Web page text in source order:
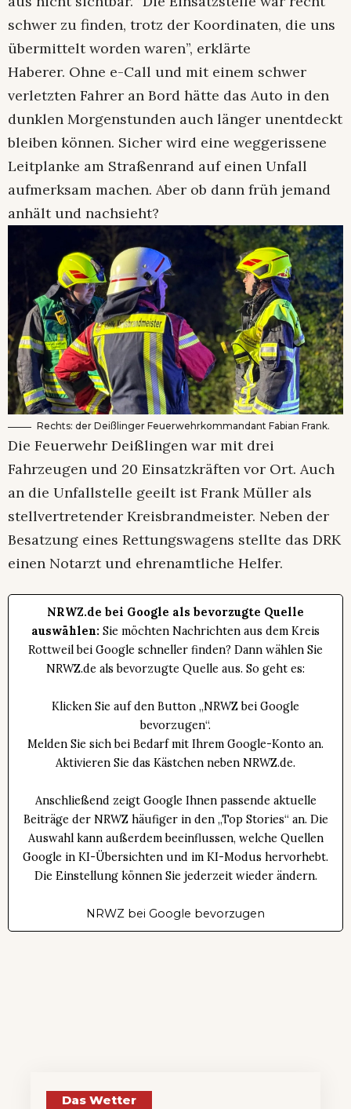
schwer zu finden, trotz der Koordinaten, die uns
übermittelt worden waren”, erklärte
Haberer. Ohne e-Call und mit einem schwer
verletzten Fahrer an Bord hätte das Auto in den
dunklen Morgenstunden auch länger unentdeckt
bleiben können. Sicher wird eine weggerissene
Leitplanke am Straßenrand auf einen Unfall
aufmerksam machen. Aber ob dann früh jemand
anhält und nachsieht?
Rechts: der Deißlinger Feuerwehrkommandant Fabian Frank.
Die Feuerwehr Deißlingen war mit drei
Fahrzeugen und 20 Einsatzkräften vor Ort. Auch
an die Unfallstelle geeilt ist Frank Müller als
stellvertretender Kreisbrandmeister. Neben der
Besatzung eines Rettungswagens stellte das DRK
einen Notarzt und ehrenamtliche Helfer.
NRWZ.de bei Google als bevorzugte Quelle
auswählen: Sie möchten Nachrichten aus dem Kreis
Rottweil bei Google schneller finden? Dann wählen Sie
NRWZ.de als bevorzugte Quelle aus. So geht es:
Klicken Sie auf den Button „NRWZ bei Google
bevorzugen“.
Melden Sie sich bei Bedarf mit Ihrem Google-Konto an.
Aktivieren Sie das Kästchen neben NRWZ.de.
Anschließend zeigt Google Ihnen passende aktuelle
Beiträge der NRWZ häufiger in den „Top Stories“ an. Die
Auswahl kann außerdem beeinflussen, welche Quellen
Google in KI-Übersichten und im KI-Modus hervorhebt.
Die Einstellung können Sie jederzeit wieder ändern.
NRWZ bei Google bevorzugen
Das Wetter